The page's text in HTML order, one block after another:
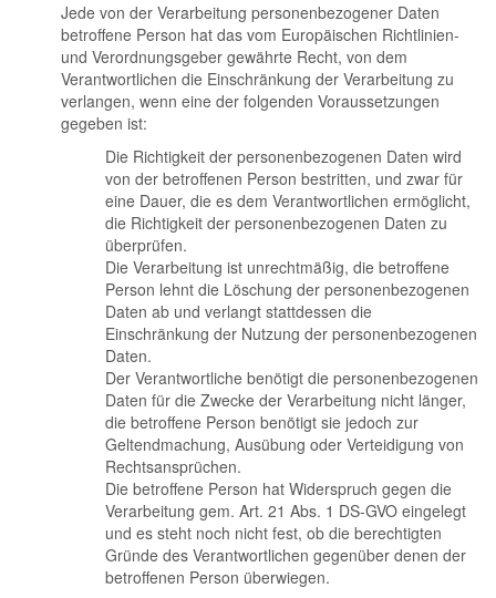
Jede von der Verarbeitung personenbezogener Daten
betroffene Person hat das vom Europäischen Richtlinien-
und Verordnungsgeber gewährte Recht, von dem
Verantwortlichen die Einschränkung der Verarbeitung zu
verlangen, wenn eine der folgenden Voraussetzungen
gegeben ist:
Die Richtigkeit der personenbezogenen Daten wird
von der betroffenen Person bestritten, und zwar für
eine Dauer, die es dem Verantwortlichen ermöglicht,
die Richtigkeit der personenbezogenen Daten zu
überprüfen.
Die Verarbeitung ist unrechtmäßig, die betroffene
Person lehnt die Löschung der personenbezogenen
Daten ab und verlangt stattdessen die
Einschränkung der Nutzung der personenbezogenen
Daten.
Der Verantwortliche benötigt die personenbezogenen
Daten für die Zwecke der Verarbeitung nicht länger,
die betroffene Person benötigt sie jedoch zur
Geltendmachung, Ausübung oder Verteidigung von
Rechtsansprüchen.
Die betroffene Person hat Widerspruch gegen die
Verarbeitung gem. Art. 21 Abs. 1 DS-GVO eingelegt
und es steht noch nicht fest, ob die berechtigten
Gründe des Verantwortlichen gegenüber denen der
betroffenen Person überwiegen.